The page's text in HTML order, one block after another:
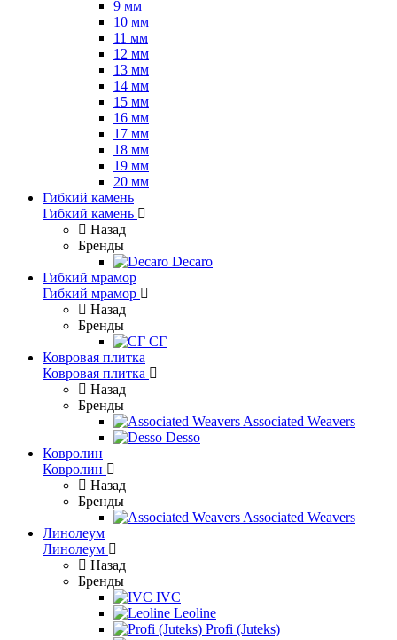
9 мм
10 мм
11 мм
12 мм
13 мм
14 мм
15 мм
16 мм
17 мм
18 мм
19 мм
20 мм
Гибкий камень
Гибкий камень
Назад
Бренды
Decaro
Гибкий мрамор
Гибкий мрамор
Назад
Бренды
СГ
Ковровая плитка
Ковровая плитка
Назад
Бренды
Associated Weavers
Desso
Ковролин
Ковролин
Назад
Бренды
Associated Weavers
Линолеум
Линолеум
Назад
Бренды
IVC
Leoline
Profi (Juteks)